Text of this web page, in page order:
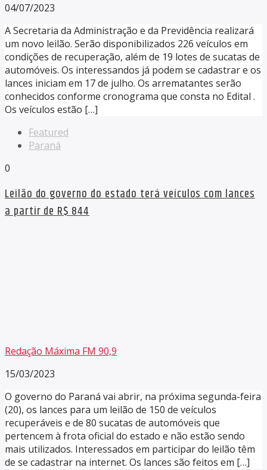
04/07/2023
A Secretaria da Administração e da Previdência realizará
um novo leilão. Serão disponibilizados 226 veículos em
condições de recuperação, além de 19 lotes de sucatas de
automóveis. Os interessandos já podem se cadastrar e os
lances iniciam em 17 de julho. Os arrematantes serão
conhecidos conforme cronograma que consta no Edital .
Os veículos estão […]
Featured
Paraná
0
Leilão do governo do estado terá veículos com lances
a partir de R$ 844
Redação Máxima FM 90,9
15/03/2023
O governo do Paraná vai abrir, na próxima segunda-feira
(20), os lances para um leilão de 150 de veículos
recuperáveis e de 80 sucatas de automóveis que
pertencem à frota oficial do estado e não estão sendo
mais utilizados. Interessados em participar do leilão têm
de se cadastrar na internet. Os lances são feitos em […]